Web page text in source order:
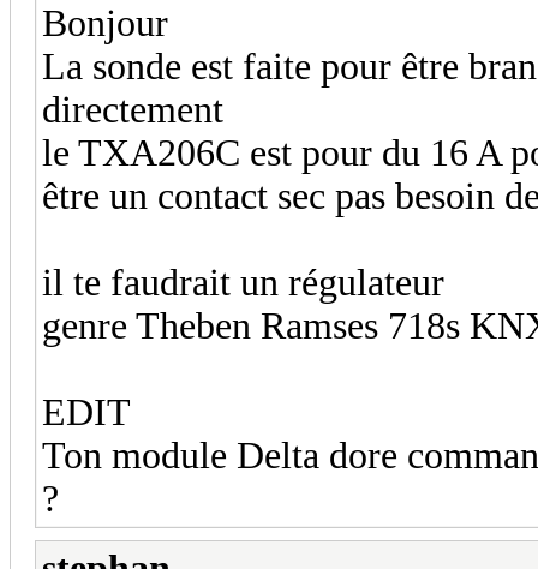
Bonjour
La sonde est faite pour être
directement
le TXA206C est pour du 16 A
être un contact sec pas besoin
il te faudrait un régulateur
genre Theben Ramses 718s
EDIT
Ton module Delta dore
?